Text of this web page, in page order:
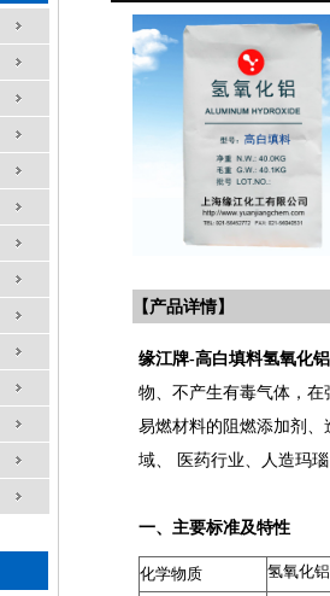
【产品详情】
缘江牌-高白填料氢氧化铝
物、不产生有毒气体，
易燃材料的阻燃添加剂
域、 医药行业、人造玛
一、主要标准及特性
化学物质 氢氧化